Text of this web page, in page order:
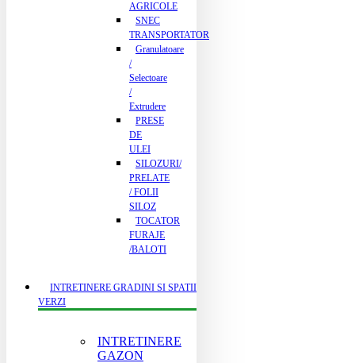
AGRICOLE
SNEC
TRANSPORTATOR
Granulatoare
/
Selectoare
/
Extrudere
PRESE
DE
ULEI
SILOZURI/
PRELATE
/ FOLII
SILOZ
TOCATOR
FURAJE
/BALOTI
INTRETINERE GRADINI SI SPATII
VERZI
INTRETINERE
GAZON